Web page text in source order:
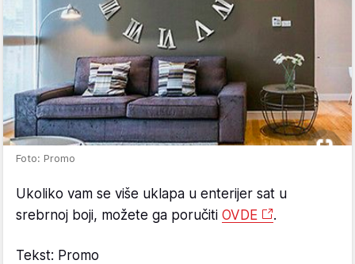
Foto: Promo
Ukoliko vam se više uklapa u enterijer sat u
srebrnoj boji, možete ga poručiti OVDE .
Tekst: Promo